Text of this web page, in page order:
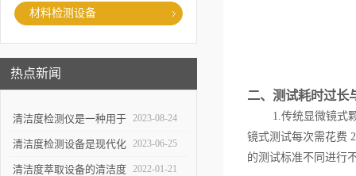
材料检测设备
热点新闻
清洁度检测仪是一种用于
评估物体表面清洁程度的
重要工具
2023-08-24
清洁度检测设备是现代化
生产中*一环
2023-06-25
清洁度萃取设备的清洁度 2022-01-21
二、测试耗时过长
1.传统显微镜式
镜式测试每次需花费
的测试标准不同进行